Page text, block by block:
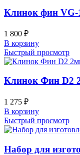
Клинок фин VG-
1 800 ₽
В корзину
Быстрый просмотр
Клинок Фин D2
1 275 ₽
В корзину
Быстрый просмотр
Набор для